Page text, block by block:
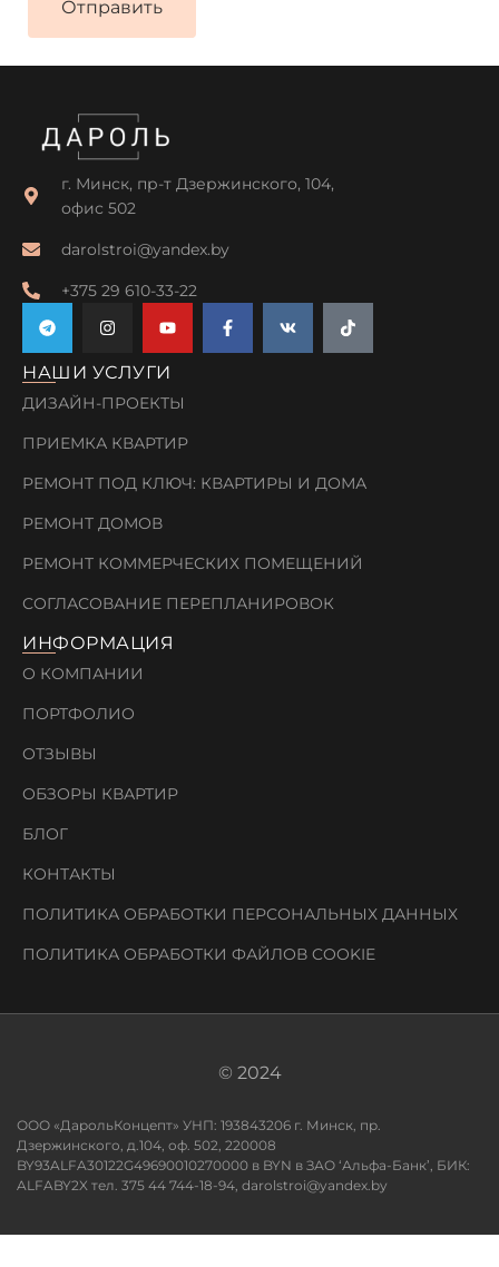
г. Минск, пр-т Дзержинского, 104,
офис 502
darolstroi@yandex.by
+375 29 610-33-22
НАШИ УСЛУГИ
ДИЗАЙН-ПРОЕКТЫ
ПРИЕМКА КВАРТИР
РЕМОНТ ПОД КЛЮЧ: КВАРТИРЫ И ДОМА
РЕМОНТ ДОМОВ
РЕМОНТ КОММЕРЧЕСКИХ ПОМЕЩЕНИЙ
СОГЛАСОВАНИЕ ПЕРЕПЛАНИРОВОК
ИНФОРМАЦИЯ
О КОМПАНИИ
ПОРТФОЛИО
ОТЗЫВЫ
ОБЗОРЫ КВАРТИР
БЛОГ
КОНТАКТЫ
ПОЛИТИКА ОБРАБОТКИ ПЕРСОНАЛЬНЫХ ДАННЫХ
ПОЛИТИКА ОБРАБОТКИ ФАЙЛОВ COOKIE
© 2024
ООО «ДарольКонцепт» УНП: 193843206 г. Минск, пр.
Дзержинского, д.104, оф. 502, 220008
BY93ALFA30122G49690010270000 в BYN в ЗАО ‘Альфа-Банк’, БИК:
ALFABY2X тел. 375 44 744-18-94, darolstroi@yandex.by